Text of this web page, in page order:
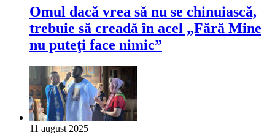
Omul dacă vrea să nu se chinuiască,
trebuie să creadă în acel „Fără Mine
nu puteţi face nimic”
11 august 2025